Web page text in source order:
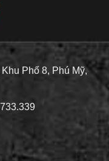
Phố 8, Phú Mỹ,